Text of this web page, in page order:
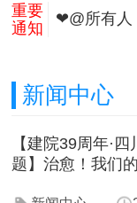
重要
通知
❤@所有人
新闻中心
【建院39周年·
题】治愈！我们